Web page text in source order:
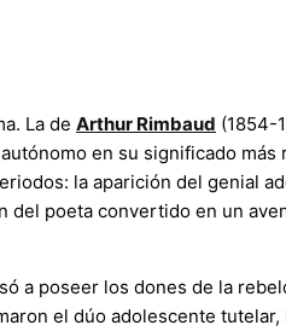
La de Arthur Rimbaud (1854-
en su significado más
la aparición del genial
del poeta convertido en un
a poseer los dones de la
el dúo adolescente